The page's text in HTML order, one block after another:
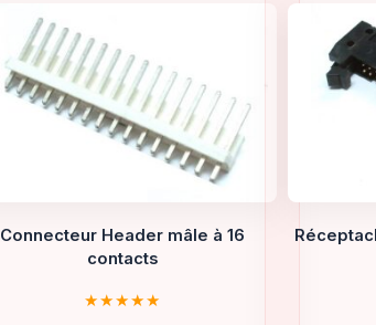
Connecteur Header mâle à 16
contacts